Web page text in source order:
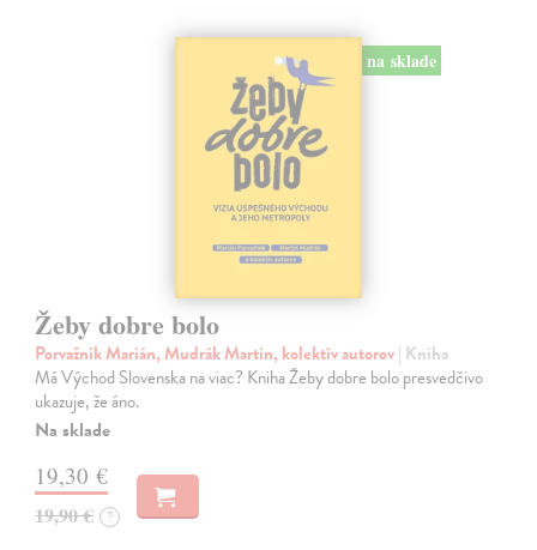
na sklade
Žeby dobre bolo
Porvažník Marián, Mudrák Martin, kolektív autorov| Kniha
Má Východ Slovenska na viac? Kniha Žeby dobre bolo presvedčivo
ukazuje, že áno.
Na sklade
19,30 €
19,90 € ?